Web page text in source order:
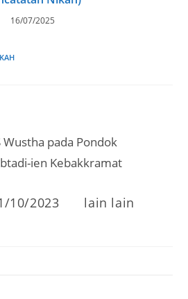
16/07/2025
Wustha pada Pondok
ien Kebakkramat
10/2023
Post
lain lain